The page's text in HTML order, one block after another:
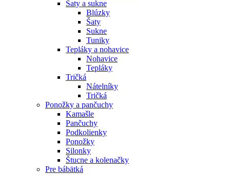
Šaty a sukne
Blúzky
Šaty
Sukne
Tuniky
Tepláky a nohavice
Nohavice
Tepláky
Tričká
Nátelníky
Tričká
Ponožky a pančuchy
Kamašle
Pančuchy
Podkolienky
Ponožky
Silonky
Štucne a kolenačky
Pre bábätká